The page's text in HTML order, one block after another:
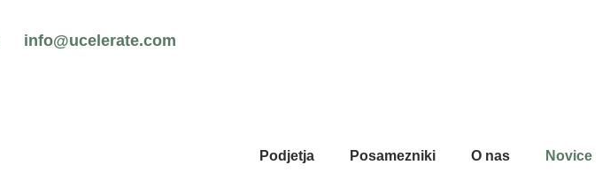
info@ucelerate.com
Podjetja Posamezniki O nas Novice